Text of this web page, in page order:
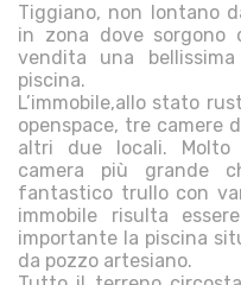
Tiggiano, non lontano
in zona dove sorgono
vendita una
piscina.
L’immobile,allo stato
openspace, tre camere
altri due locali. Molto
camera più grande
fantastico trullo con
immobile risulta
importante la piscina
da pozzo artesiano.